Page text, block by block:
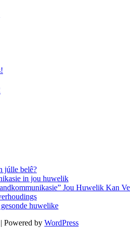
júlle belê?
in jou huwelik
Jou Huwelik Kan
huwelike
| Powered by WordPress